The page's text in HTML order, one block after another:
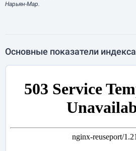
Нарьян-Мар.
Основные показатели индекса